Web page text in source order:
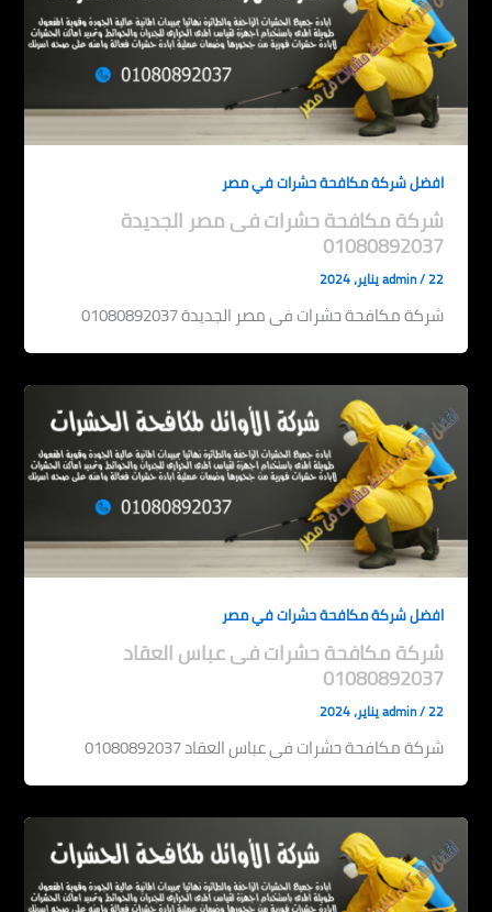
افضل شركة مكافحة حشرات في مصر
شركة مكافحة حشرات فى مصر الجديدة
01080892037
admin/22 يناير، 2024
شركة مكافحة حشرات فى مصر الجديدة 01080892037
افضل شركة مكافحة حشرات في مصر
شركة مكافحة حشرات فى عباس العقاد
01080892037
admin/22 يناير، 2024
شركة مكافحة حشرات فى عباس العقاد 01080892037